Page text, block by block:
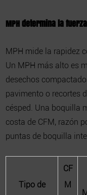
MPH determina la
MPH mide la rapidez
Un MPH más alto es
desechos
pavimento o recortes
césped. Una boquilla
costa de CFM, razón
puntas de boquilla
Tipo de
CF
M